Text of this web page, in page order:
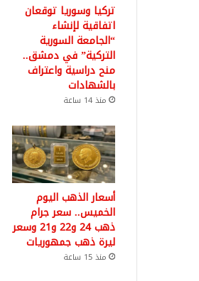
تركيا وسوريا توقعان
اتفاقية لإنشاء
“الجامعة السورية
التركية” في دمشق..
منح دراسية واعتراف
بالشهادات
منذ 14 ساعة
أسعار الذهب اليوم
الخميس.. سعر جرام
ذهب 24 و22 و21 وسعر
ليرة ذهب جمهوريات
منذ 15 ساعة